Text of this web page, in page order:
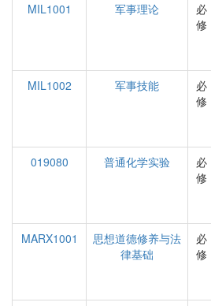
MIL1001 军事理论
必
修
MIL1002
军事技能
必
修
019080
普通化学实验
必
修
MARX1001
思想道德修养与法
律基础
必
修